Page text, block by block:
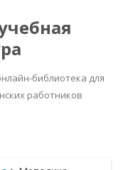
библиотека для
работников